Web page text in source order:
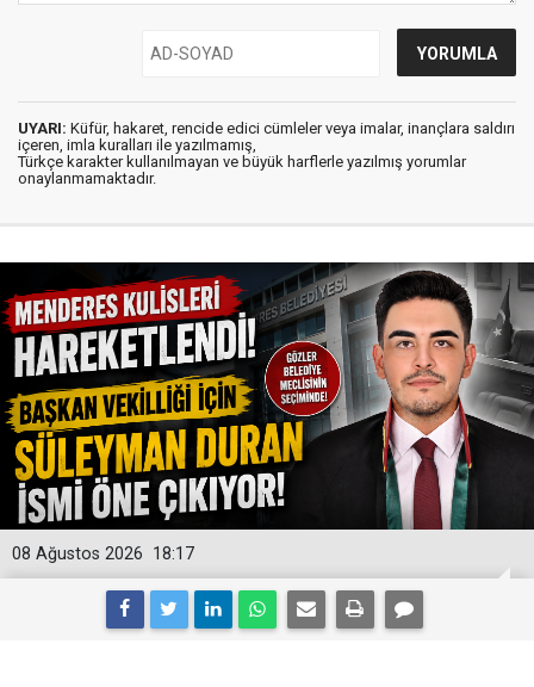
UYARI: Küfür, hakaret, rencide edici cümleler veya imalar, inançlara saldırı
içeren, imla kuralları ile yazılmamış,
Türkçe karakter kullanılmayan ve büyük harflerle yazılmış yorumlar
onaylanmamaktadır.
18:17
08 Ağustos 2026